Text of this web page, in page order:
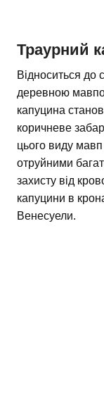
Траурний
Відноситься до
деревною
капуцина
коричневе
цього виду мавп
отруйними
захисту від
капуцини в
Венесуели.